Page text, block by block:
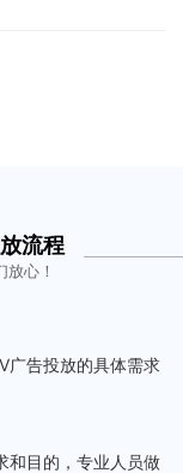
流程
心！
广告投放的具体需求
和目的，专业人员做